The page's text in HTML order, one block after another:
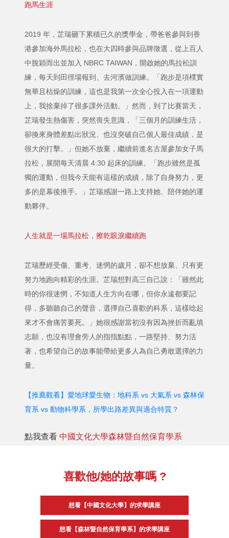
跑馬生涯
2019 年，芷瑞砸下累積已久的獎學金，帶爸爸參與到香
港參加海外馬拉松，也在大四時參與品牌徵選，從上百人
中脫穎而出並加入 NBRC TAIWAN，開啟她的馬拉松訓
練，每天到田徑場報到、去河濱做訓練。「跑步是項樸實
無華且枯燥的訓練，這也是我第一次全心投入在一項運動
上，我捨棄掉了很多課外活動。」然而，到了比賽當天，
芷瑞發生熱傷害，突然喪失意識，「三個月的訓練生活，
卻換來身體差點出狀況、也沒突破自己個人最佳成績，是
很大的打擊。」但她不放棄，繼續前進名古屋參加女子馬
拉松，展開每天清晨 4:30 起床的訓練。「跑步雖然是孤
獨的運動，但我今天能有這樣的成績，除了自身努力，更
多的是幕後推手。」芷瑞感謝一路上支持她、陪伴她的運
動夥伴。
人生就是一場馬拉松，擦乾眼淚繼續跑
芷瑞歷經受傷、重考、迷惘的歲月，卻不想放棄、只有更
努力地跑向精彩的生涯。芷瑞想對高三自己說：「雖然此
時的你很迷惘，不知道人生方向在哪，但你永遠都要記
得，多聽聽自己的聲音，選擇自己喜歡的科系，這樣唸起
來才不會痛苦要死。」她很感謝當初沒有因為挫折而亂填
志願，也沒有理會旁人的指指點點，一路堅持、努力活
著，也希望自己的故事能帶給更多人為自己勇敢選擇的力
量。
【推薦觀看】愛地球愛生物：地科系 vs 大氣系 vs 森林保
育系 vs 動物科學系，所學出路差異與適合特質？
點我查看 中國文化大學森林暨自然保育學系
喜歡他/她的故事嗎 ?
想看【中國文化大學】的求學講座
想看【森林暨自然保育學系】的求學講座